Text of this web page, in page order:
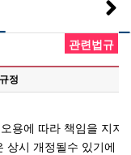
정
관련법규
용에 따라 책임을 지지
상시 개정될수 있기에